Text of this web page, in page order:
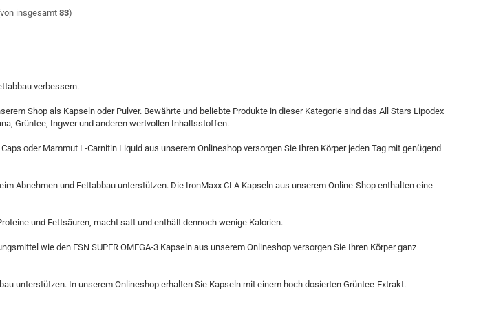
insgesamt 83)
verbessern.
Shop als Kapseln oder Pulver. Bewährte und beliebte Produkte in dieser Kategorie sind das All Stars Lipodex
Grüntee, Ingwer und anderen wertvollen Inhaltsstoffen.
oder Mammut L-Carnitin Liquid aus unserem Onlineshop versorgen Sie Ihren Körper jeden Tag mit genügend
Abnehmen und Fettabbau unterstützen. Die IronMaxx CLA Kapseln aus unserem Online-Shop enthalten eine
und Fettsäuren, macht satt und enthält dennoch wenige Kalorien.
wie den ESN SUPER OMEGA-3 Kapseln aus unserem Onlineshop versorgen Sie Ihren Körper ganz
unterstützen. In unserem Onlineshop erhalten Sie Kapseln mit einem hoch dosierten Grüntee-Extrakt.